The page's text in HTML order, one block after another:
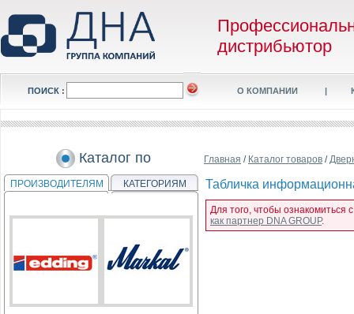
дистрибьютор
ПОИСК : О КОМПАНИИ |
Каталог по
ПРОИЗВОДИТЕЛЯМ КАТЕГОРИЯМ
Главная / Каталог товаров /
Табличка
Для того, чтобы
как партнер DNA GROUP.